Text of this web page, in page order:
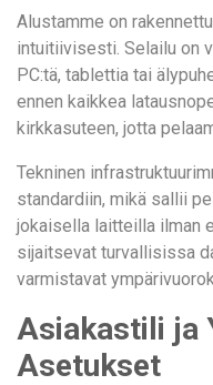
Alustamme on
intuitiivisesti. Selailu on
PC:tä, tablettia tai
ennen kaikkea
kirkkasuteen, jotta
Tekninen
standardiin, mikä sallii
jokaisella laitteilla ilman
sijaitsevat turvallisissa
varmistavat
Asiakastili ja
Asetukset